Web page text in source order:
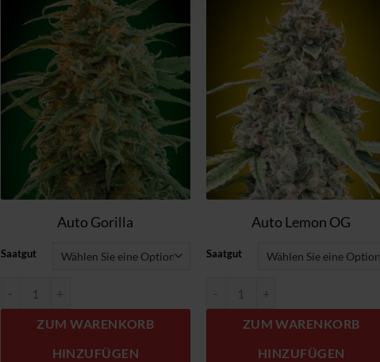
Zum
Wunschzettel
hinzufügen
Auto Gorilla
Saatgut
ZUM WARENKORB
HINZUFÜGEN
Wunschzettel
hinzufügen
Auto Lemon OG
Saatgut
ZUM WARENKORB
HINZUFÜGEN